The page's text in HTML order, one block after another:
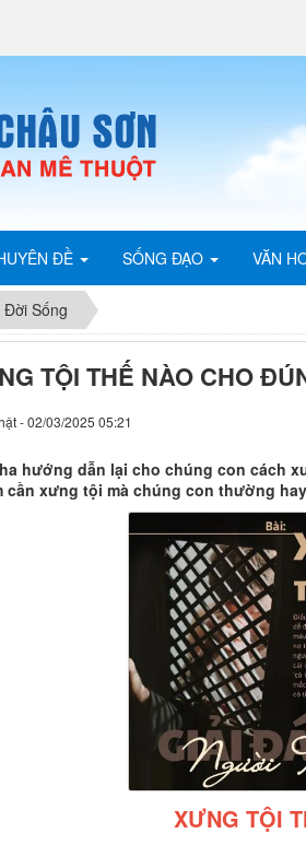
ĐỀ SỐNG ĐẠO VĂN
Sống
TỘI THẾ NÀO CHO
- 02/03/2025 05:21
hướng dẫn lại cho chúng con cách
cần xưng tội mà chúng con thường
XƯNG TỘI